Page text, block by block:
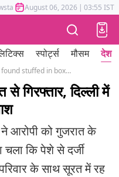
Mumbai Tak Astrotak
August 06, 2026 | 03:55 IST
स्पोर्ट्स मौसम देश
Delhi headless body found stuffed in box man arrested after 16 years
गिरफ्तार, दिल्ली में
आरोपी को गुजरात के
चला कि पेशे से दर्जी
के साथ सूरत में रह